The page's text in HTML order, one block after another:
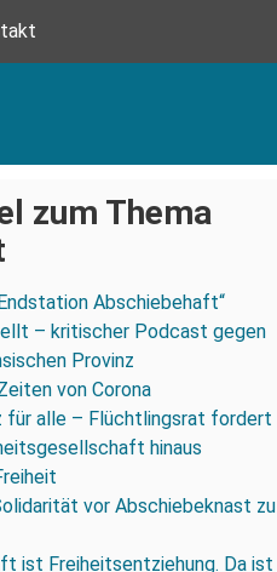
zum Thema
Abschiebehaft“
– kritischer Podcast gegen
Provinz
von Corona
für alle – Flüchtlingsrat fordert
hinaus
vor Abschiebeknast zu
ist Freiheitsentziehung. Da ist